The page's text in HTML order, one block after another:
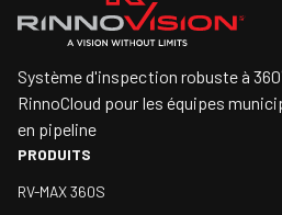
Système d'inspection robuste à
RinnoCloud pour les équipes
en pipeline
PRODUITS
RV-MAX 360S